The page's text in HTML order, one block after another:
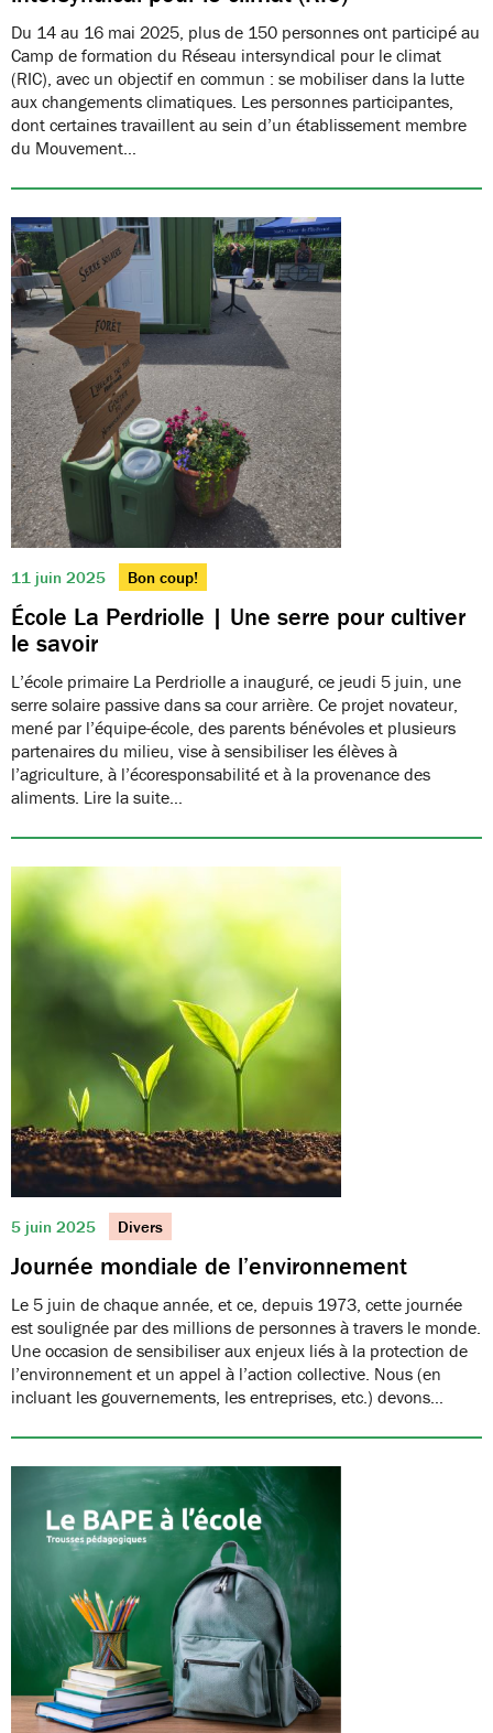
Du 14 au 16 mai 2025, plus de 150 personnes ont participé au
Camp de formation du Réseau intersyndical pour le climat
(RIC), avec un objectif en commun : se mobiliser dans la lutte
aux changements climatiques. Les personnes participantes,
dont certaines travaillent au sein d’un établissement membre
du Mouvement…
11 juin 2025 Bon coup!
École La Perdriolle | Une serre pour cultiver
le savoir
L’école primaire La Perdriolle a inauguré, ce jeudi 5 juin, une
serre solaire passive dans sa cour arrière. Ce projet novateur,
mené par l’équipe-école, des parents bénévoles et plusieurs
partenaires du milieu, vise à sensibiliser les élèves à
l’agriculture, à l’écoresponsabilité et à la provenance des
aliments. Lire la suite…
5 juin 2025 Divers
Journée mondiale de l’environnement
Le 5 juin de chaque année, et ce, depuis 1973, cette journée
est soulignée par des millions de personnes à travers le monde.
Une occasion de sensibiliser aux enjeux liés à la protection de
l’environnement et un appel à l’action collective. Nous (en
incluant les gouvernements, les entreprises, etc.) devons…